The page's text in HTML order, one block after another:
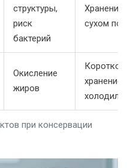
при консервации
структуры,
риск
бактерий
Хранение
сухом
Окисление
жиров
Короткое
хранение